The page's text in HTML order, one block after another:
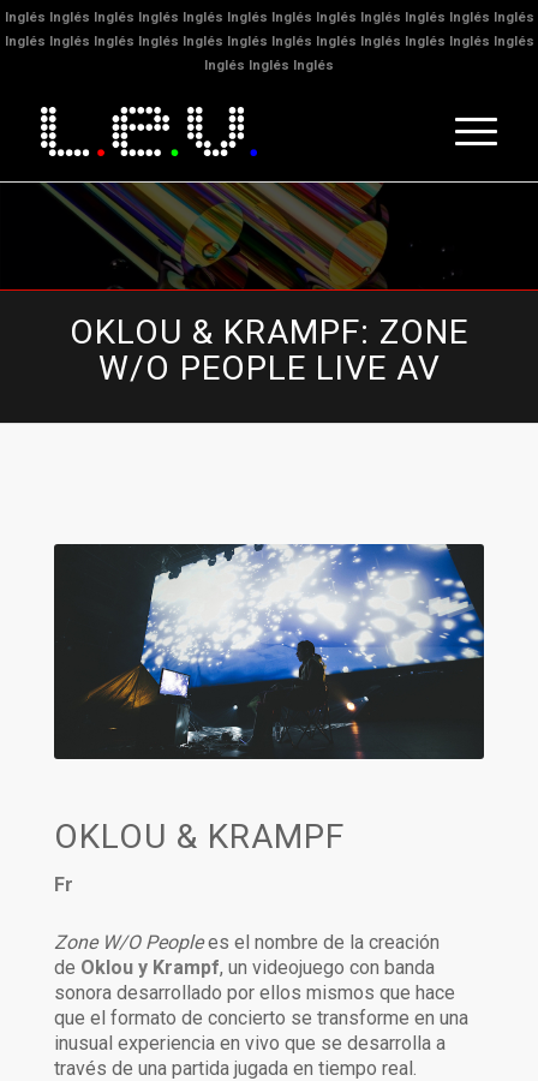
Inglés Inglés Inglés Inglés Inglés Inglés Inglés Inglés Inglés Inglés Inglés Inglés
Inglés Inglés Inglés Inglés Inglés Inglés Inglés Inglés Inglés Inglés Inglés Inglés
Inglés Inglés Inglés
OKLOU & KRAMPF: ZONE
W/O PEOPLE LIVE AV
OKLOU & KRAMPF
Fr
Zone W/O Peoplees el nombre de la creación
de Oklou y Krampf, un videojuego con banda
sonora desarrollado por ellos mismos que hace
que el formato de concierto se transforme en una
inusual experiencia en vivo que se desarrolla a
través de una partida jugada en tiempo real.